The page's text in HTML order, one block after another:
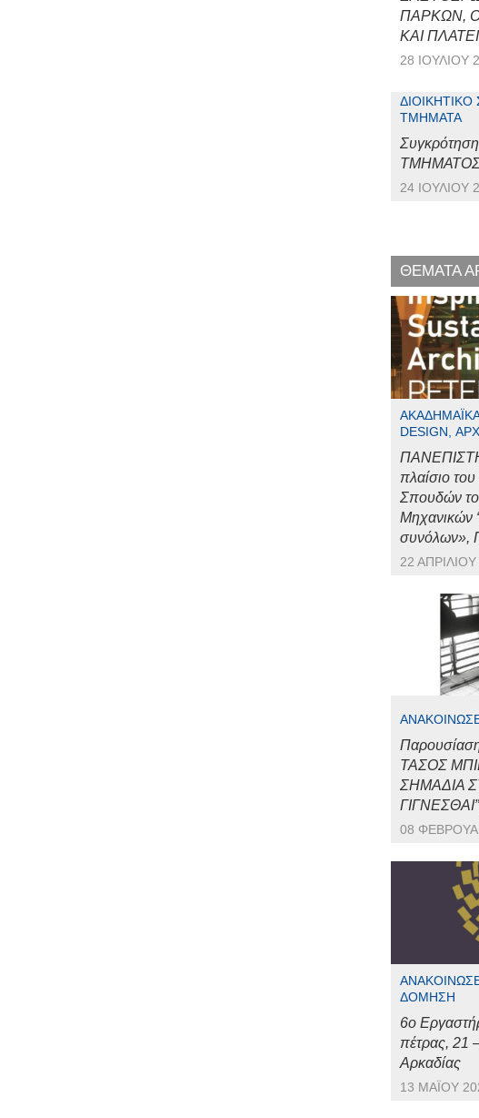
ΠΑΡΚΩΝ,
ΚΑΙ
28 ΙΟΥΛΊΟΥ
ΤΜΉΜΑΤΑ
ΤΜΗΜΑΤΟΣ
24 ΙΟΥΛΊΟΥ
ΘΕΜΑΤΑ
DESIGN,
πλαίσιο
Σπουδών
Μηχανικών
συνόλων»,
22
ΤΑΣΟΣ
ΣΗΜΑΔΙΑ
08
ΔΌΜΗΣΗ
6ο
πέτρας, 21
Αρκαδίας
13 ΜΑΪ́ΟΥ